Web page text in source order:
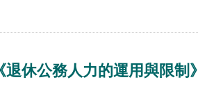
退休公務人力的運用與限制